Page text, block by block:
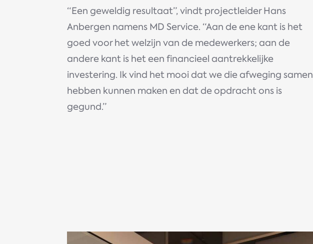
“Een geweldig resultaat”, vindt projectleider Hans
Anbergen namens MD Service. “Aan de ene kant is het
goed voor het welzijn van de medewerkers; aan de
andere kant is het een financieel aantrekkelijke
investering. Ik vind het mooi dat we die afweging samen
hebben kunnen maken en dat de opdracht ons is
gegund.”